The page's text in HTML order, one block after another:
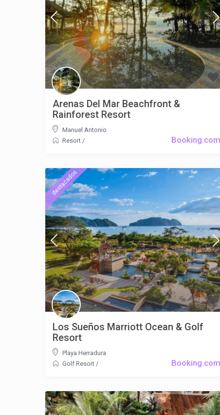
Booking.com
Arenas Del Mar Beachfront &
Rainforest Resort
Manuel Antonio
Resort/
destacados
Booking.com
Los Sueños Marriott Ocean & Golf
Resort
Playa Herradura
Golf Resort/